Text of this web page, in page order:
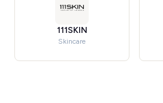
111SKIN
Skincare